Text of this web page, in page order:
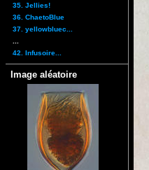
35. Jellies!
36. ChaetoBlue
37. yellowbluec...
42. Infusoire...
Image aléatoire